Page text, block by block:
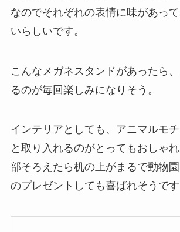
なのでそれぞれの表情に味があっ
いらしいです。
こんなメガネスタンドがあったら
るのが毎回楽しみになりそう。
インテリアとしても、アニマルモ
と取り入れるのがとってもおしゃ
部そろえたら机の上がまるで動物
のプレゼントしても喜ばれそうです